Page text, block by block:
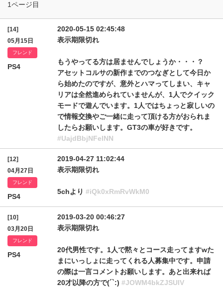
1ページ目
[14]
05月15日
フレンド
PS4
2020-05-15 02:45:48
表示期限切れ
もうやってる方は居ませんでしょうか・・・？
アセットコルサの新作までのつなぎとして今日か
ら始めたのですが、意外とハマってしまい、キャ
リアは全然進められていませんが、1人でクイック
モードで遊んでいます。1人ではちょっと寂しいの
で情報交換やご一緒に走って頂ける方がおられま
したらお願いします。GT3の車が好きです。
#UajdBbjNFelNN
[12]
04月27日
フレンド
PS4
2019-04-27 11:02:44
表示期限切れ
5chより #iQk0xRmRvWkM0
[10]
03月20日
フレンド
PS4
2019-03-20 00:46:27
表示期限切れ
20代男性です。1人で黙々とコース走ってますwた
まにいっしょに走ってくれる人募集中です。申請
の際は一言コメントお願いします。あと出来れば
20才以降の方で(´`:) #JOWM4bkZJSUlV